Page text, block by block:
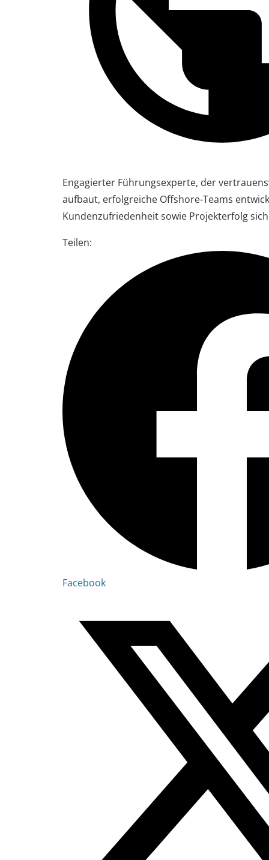
Engagierter Führungsexperte, der
aufbaut, erfolgreiche Offshore-Teams
Kundenzufriedenheit sowie Projekterfolg
Teilen:
Facebook